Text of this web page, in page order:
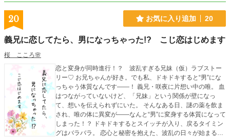
20 お気に入り追加 20
義兄に恋してたら、男になっちゃった!? こじ恋はじめます
桜 こころ🌸
恋と変身が同時進行！？ 波乱すぎる兄妹（仮）ラブストー
リー♡ お兄ちゃんが好き。でも私、ドキドキすると“男”にな
っちゃう体質なんです――！ 義兄・咲夜に片想い中の唯。 血
はつながっていないけど、「兄妹」という関係が壁になっ
て、想いを伝えられずにいた。 そんなある日、謎の薬を飲ま
され、唯の体に異変が――なんと“男”に変身する体質になって
しまった！？ ドキドキするとスイッチが入り、戻るタイミン
グはバラバラ。 恋心と秘密を抱えた、波乱の日々が始まる！